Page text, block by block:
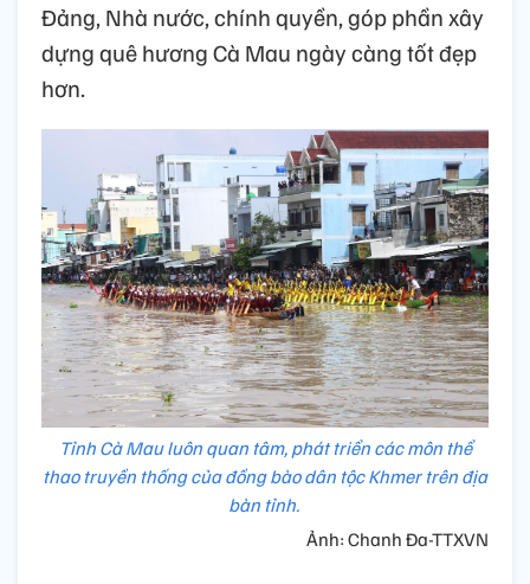
Đảng, Nhà nước, chính quyền, góp phần xây
dựng quê hương Cà Mau ngày càng tốt đẹp
hơn.
Tỉnh Cà Mau luôn quan tâm, phát triển các môn thể
thao truyền thống của đồng bào dân tộc Khmer trên địa
bàn tỉnh.
Ảnh: Chanh Đa-TTXVN